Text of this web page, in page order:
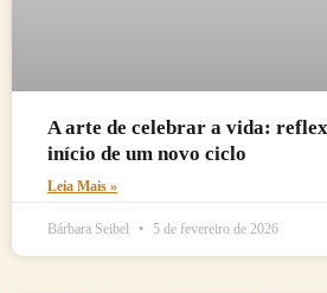
A arte de celebrar a vida:
início de um novo ciclo
Leia Mais »
Bárbara Seibel 5 de fevereiro de 2026